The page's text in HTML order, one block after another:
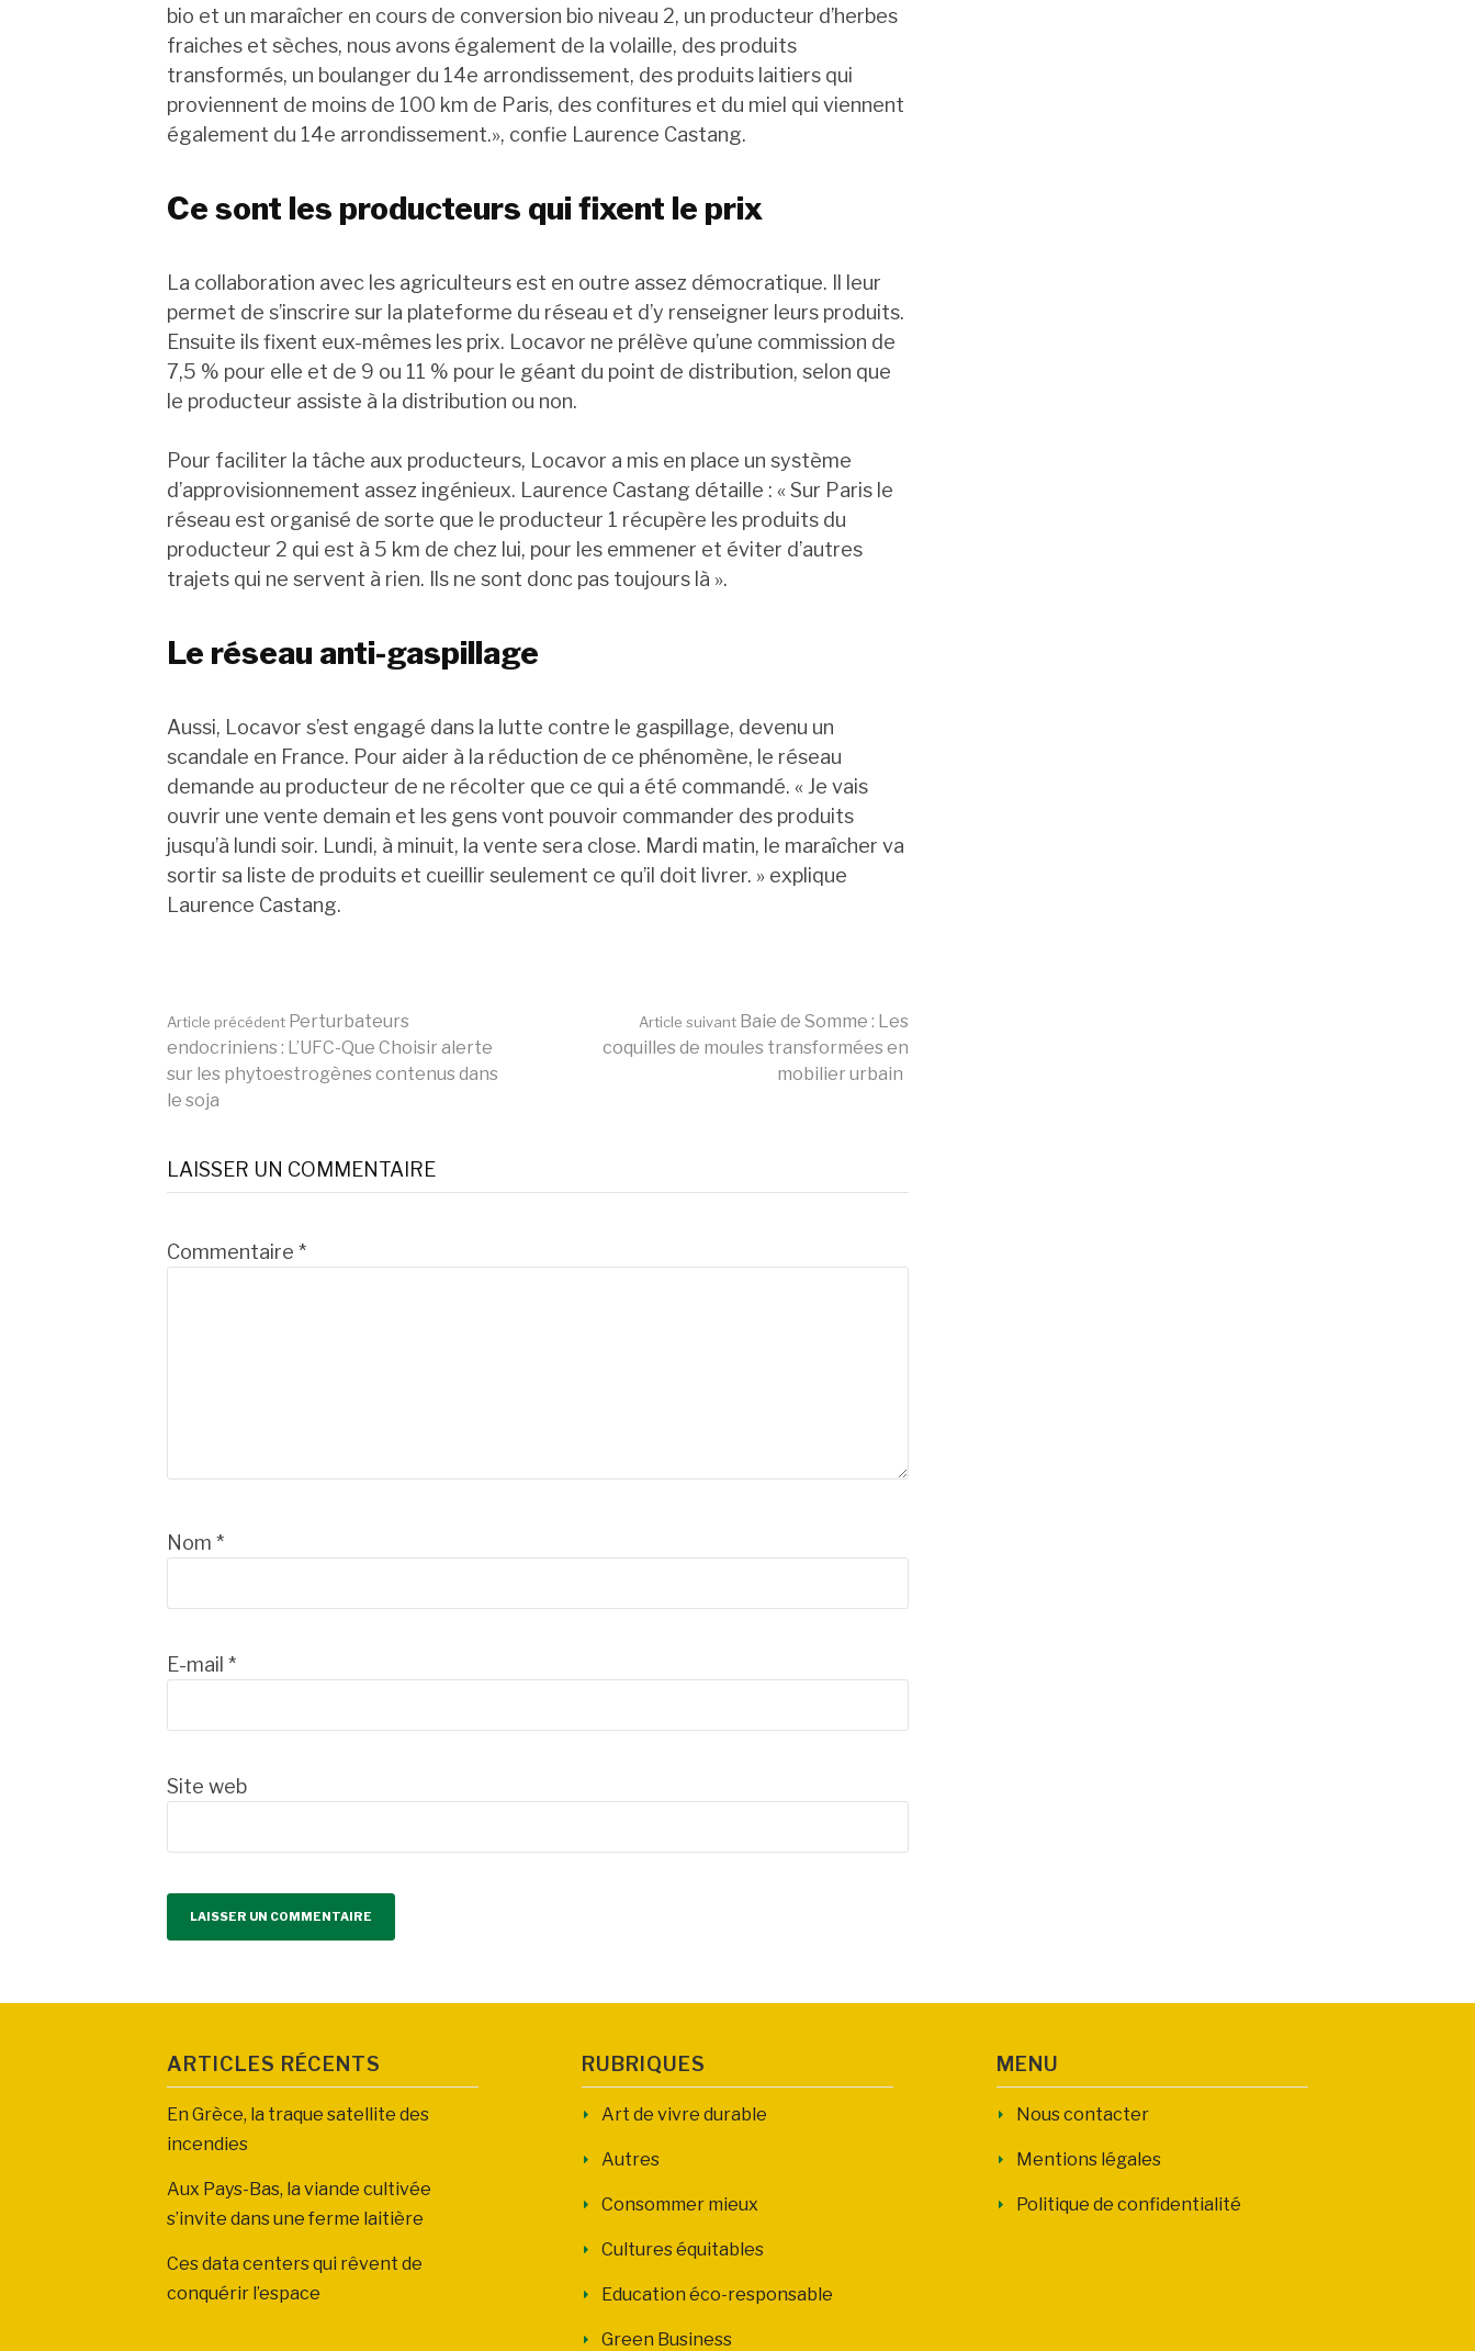
bio et un maraîcher en cours de conversion bio niveau 2, un producteur d’herbes
fraiches et sèches, nous avons également de la volaille, des produits
transformés, un boulanger du 14e arrondissement, des produits laitiers qui
proviennent de moins de 100 km de Paris, des confitures et du miel qui viennent
également du 14e arrondissement.», confie Laurence Castang.
Ce sont les producteurs qui fixent le prix
La collaboration avec les agriculteurs est en outre assez démocratique. Il leur
permet de s’inscrire sur la plateforme du réseau et d’y renseigner leurs produits.
Ensuite ils fixent eux-mêmes les prix. Locavor ne prélève qu’une commission de
7,5 % pour elle et de 9 ou 11 % pour le géant du point de distribution, selon que
le producteur assiste à la distribution ou non.
Pour faciliter la tâche aux producteurs, Locavor a mis en place un système
d’approvisionnement assez ingénieux. Laurence Castang détaille : « Sur Paris le
réseau est organisé de sorte que le producteur 1 récupère les produits du
producteur 2 qui est à 5 km de chez lui, pour les emmener et éviter d’autres
trajets qui ne servent à rien. Ils ne sont donc pas toujours là ».
Le réseau anti-gaspillage
Aussi, Locavor s’est engagé dans la lutte contre le gaspillage, devenu un
scandale en France. Pour aider à la réduction de ce phénomène, le réseau
demande au producteur de ne récolter que ce qui a été commandé. « Je vais
ouvrir une vente demain et les gens vont pouvoir commander des produits
jusqu’à lundi soir. Lundi, à minuit, la vente sera close. Mardi matin, le maraîcher va
sortir sa liste de produits et cueillir seulement ce qu’il doit livrer. » explique
Laurence Castang.
Lire
la
suite
Article précédent Perturbateurs
endocriniens : L’UFC-Que Choisir alerte
sur les phytoestrogènes contenus dans
le soja
Article suivant Baie de Somme : Les
coquilles de moules transformées en
mobilier urbain
LAISSER UN COMMENTAIRE
Commentaire *
Nom *
E-mail *
Site web
ARTICLES RÉCENTS
En Grèce, la traque satellite des
incendies
Aux Pays-Bas, la viande cultivée
s’invite dans une ferme laitière
Ces data centers qui rêvent de
conquérir l’espace
RUBRIQUES
Art de vivre durable
Autres
Consommer mieux
Cultures équitables
Education éco-responsable
Green Business
MENU
Nous contacter
Mentions légales
Politique de confidentialité